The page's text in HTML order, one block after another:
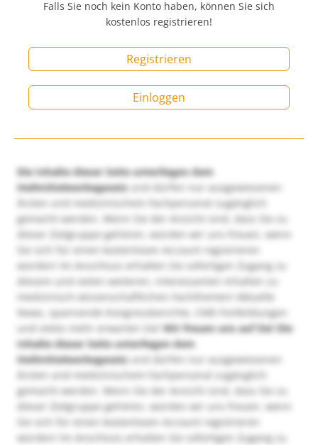
Falls Sie noch kein Konto haben, können Sie sich
kostenlos registrieren!
Registrieren
Einloggen
Die Inhalte dieser Seite unterliegen dem
Heilmittelwerbegesetzund dürfen nur ausgewiesenen
Ärzten und medizinischem Fachpersonal zugänglich
gemacht werden. Wenn Sie der Ansicht sind, dass Sie zu
dieser Zielgruppe gehören, würden wir uns freuen, wenn
Sie sich für einen kostenlosen Account registrieren
würden! Im Anschluss erhalten Sie sofortigen Zugang zu
diesem und vielen weiteren, interessanten Inhalten zu
medizinisch-wissenschaftlichen Fachthemen! Aktuelle
News, spannende Kongressberichte, CME-Fortbildungen
und vieles mehr erwarten Sie!Wir freuen uns auf Sie! Die
Inhalte dieser Seite unterliegen dem
Heilmittelwerbegesetzund dürfen nur ausgewiesenen
Ärzten und medizinischem Fachpersonal zugänglich
gemacht werden. Wenn Sie der Ansicht sind, dass Sie zu
dieser Zielgruppe gehören, würden wir uns freuen, wenn
Sie sich für einen kostenlosen Account registrieren
würden! Im Anschluss erhalten Sie sofortigen Zugang zu